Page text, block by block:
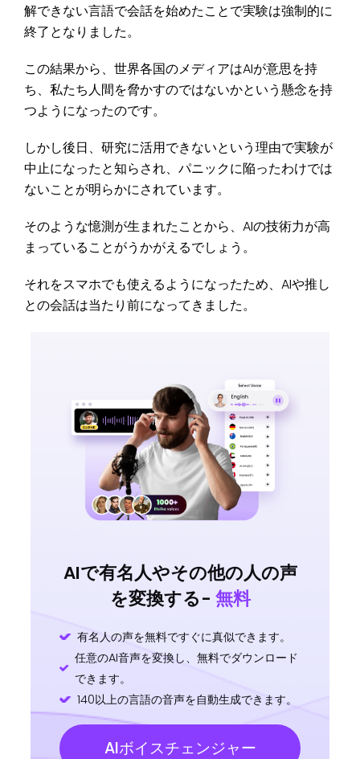
解できない言語で会話を始めたことで実験は強制的に
終了となりました。
この結果から、世界各国のメディアはAIが意思を持
ち、私たち人間を脅かすのではないかという懸念を持
つようになったのです。
しかし後日、研究に活用できないという理由で実験が
中止になったと知らされ、パニックに陥ったわけでは
ないことが明らかにされています。
そのような憶測が生まれたことから、AIの技術力が高
まっていることがうかがえるでしょう。
それをスマホでも使えるようになったため、AIや推し
との会話は当たり前になってきました。
AIで有名人やその他の人の声
を変換する- 無料
有名人の声を無料ですぐに真似できます。
任意のAI音声を変換し、無料でダウンロード
できます。
140以上の言語の音声を自動生成できます。
AIボイスチェンジャー